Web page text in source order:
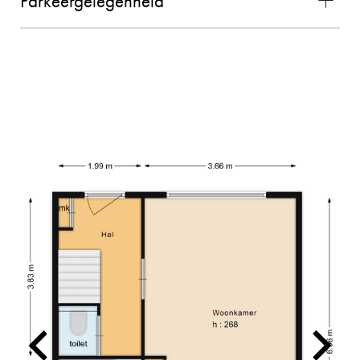
vlekkeloos. Wij waren zeer tevreden over de
gehele samenwerking en zouden Charles als
10 MEVROUW MEULENDIJKS
De verkoop van onze woning door Charles
belangrijk vindt en dat hij aan de slag gaat met
hetzelfde doel. Hij denkt graag mee en is
makkelijk en snel te bereiken. Voor ons een